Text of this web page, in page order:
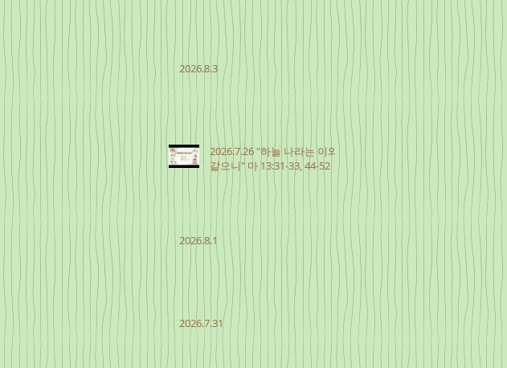
2026.8.3
2026.7.26 "하늘 나라는 이와
같으니" 마 13:31-33, 44-52
2026.8.1
2026.7.31